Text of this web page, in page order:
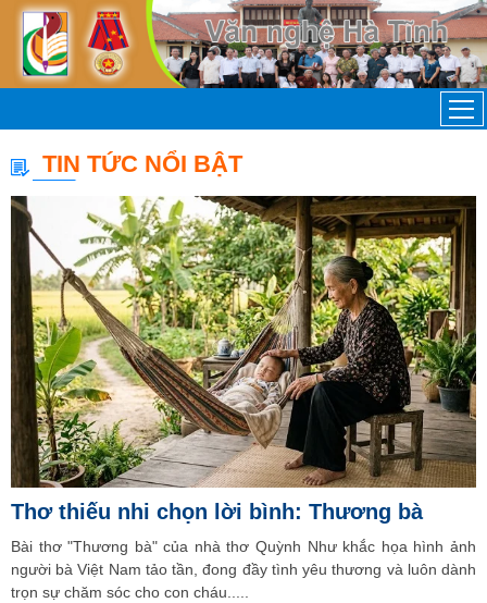
TIN TỨC NỔI BẬT
Thơ thiếu nhi chọn lời bình: Thương bà
Bài thơ "Thương bà" của nhà thơ Quỳnh Như khắc họa hình ảnh
người bà Việt Nam tảo tần, đong đầy tình yêu thương và luôn dành
trọn sự chăm sóc cho con cháu.....